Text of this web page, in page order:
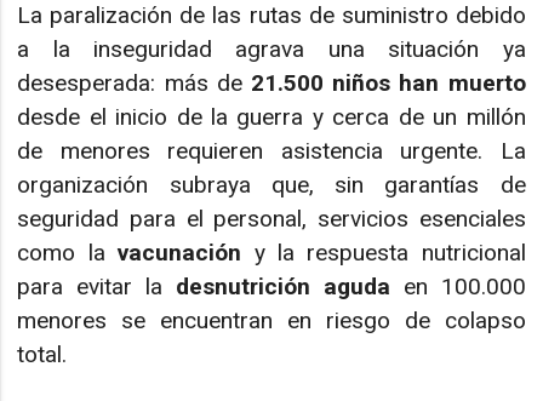
La paralización de las rutas de suministro debido
a la inseguridad agrava una situación ya
desesperada: más de 21.500 niños han muerto
desde el inicio de la guerra y cerca de un millón
de menores requieren asistencia urgente. La
organización subraya que, sin garantías de
seguridad para el personal, servicios esenciales
como lavacunación y la respuesta nutricional
para evitar la desnutrición aguda en 100.000
menores se encuentran en riesgo de colapso
total.